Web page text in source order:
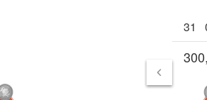
31